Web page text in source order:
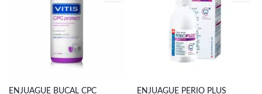
ENJUAGUE BUCAL CPC
ENJUAGUE PERIO PLUS